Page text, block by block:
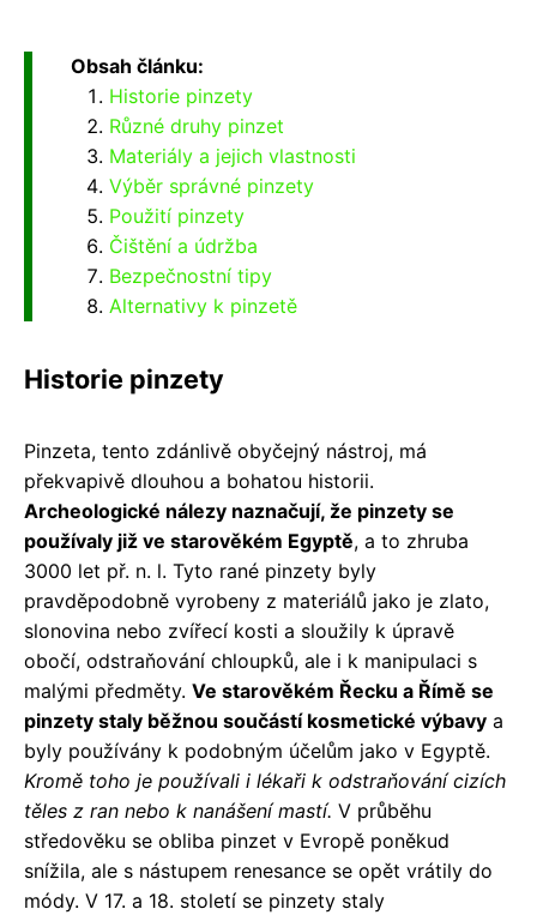
Obsah článku:
Historie pinzety
Různé druhy pinzet
Materiály a jejich vlastnosti
Výběr správné pinzety
Použití pinzety
Čištění a údržba
Bezpečnostní tipy
Alternativy k pinzetě
Historie pinzety
Pinzeta, tento zdánlivě obyčejný nástroj, má
překvapivě dlouhou a bohatou historii.
Archeologické nálezy naznačují, že pinzety se
používaly již ve starověkém Egyptě, a to zhruba
3000 let př. n. l. Tyto rané pinzety byly
pravděpodobně vyrobeny z materiálů jako je zlato,
slonovina nebo zvířecí kosti a sloužily k úpravě
obočí, odstraňování chloupků, ale i k manipulaci s
malými předměty. Ve starověkém Řecku a Římě se
pinzety staly běžnou součástí kosmetické výbavy a
byly používány k podobným účelům jako v Egyptě.
Kromě toho je používali i lékaři k odstraňování cizích
těles z ran nebo k nanášení mastí. V průběhu
středověku se obliba pinzet v Evropě poněkud
snížila, ale s nástupem renesance se opět vrátily do
módy. V 17. a 18. století se pinzety staly